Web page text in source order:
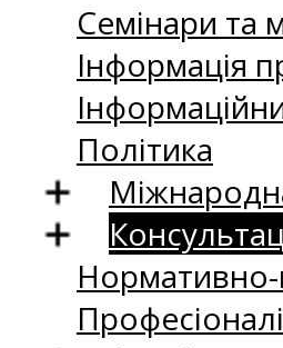
Семінари та
Інформація
Політика
Нормативно-